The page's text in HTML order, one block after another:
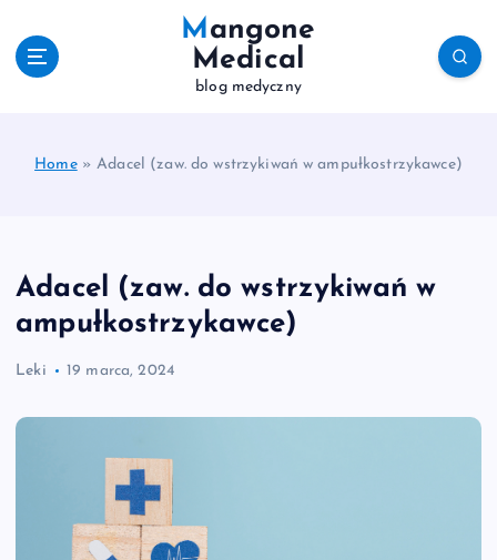
Mangone
Medical
blog medyczny
Home»Adacel (zaw. do wstrzykiwań w ampułkostrzykawce)
Adacel (zaw. do wstrzykiwań w
ampułkostrzykawce)
Leki 19 marca, 2024